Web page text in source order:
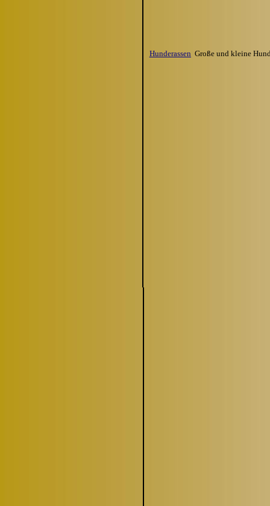
Hunderassen Große und kleine